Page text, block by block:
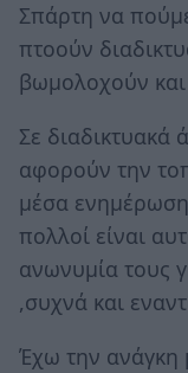
Σπάρτη να
πτοούν
βωμολοχούν και
Σε διαδικτυακά
αφορούν την
μέσα
πολλοί είναι
ανωνυμία τους
,συχνά και
Έχω την ανάγκη